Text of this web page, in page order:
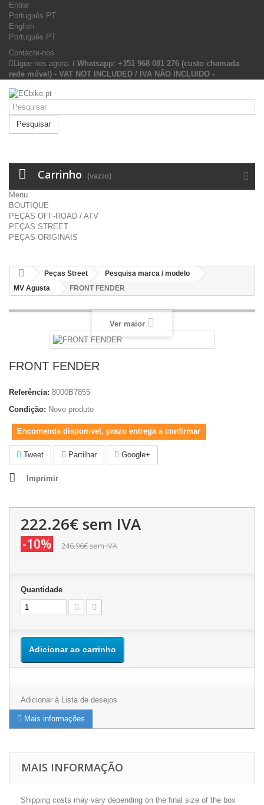
Entrar
Português PT
English
Português PT
Contacte-nos
Ligue-nos agora: / Whatsapp: +351 968 081 276 (custo chamada
rede móvel) - VAT NOT INCLUDED / IVA NÃO INCLUIDO -
Pesquisar
Carrinho (vazio)
Menu
BOUTIQUE
PEÇAS OFF-ROAD / ATV
PEÇAS STREET
PEÇAS ORIGINAIS
Peças Street
Pesquisa marca / modelo
MV Agusta
FRONT FENDER
Ver maior
FRONT FENDER
Referência: 8000B7855
Condição: Novo produto
Encomenda disponivel, prazo entrega a confirmar
Tweet Partilhar Google+
Imprimir
222.26€ sem IVA
-10% 246.96€sem IVA
Quantidade
Adicionar ao carrinho
Adicionar à Lista de desejos
Mais informações
MAIS INFORMAÇÃO
Shipping costs may vary depending on the final size of the box